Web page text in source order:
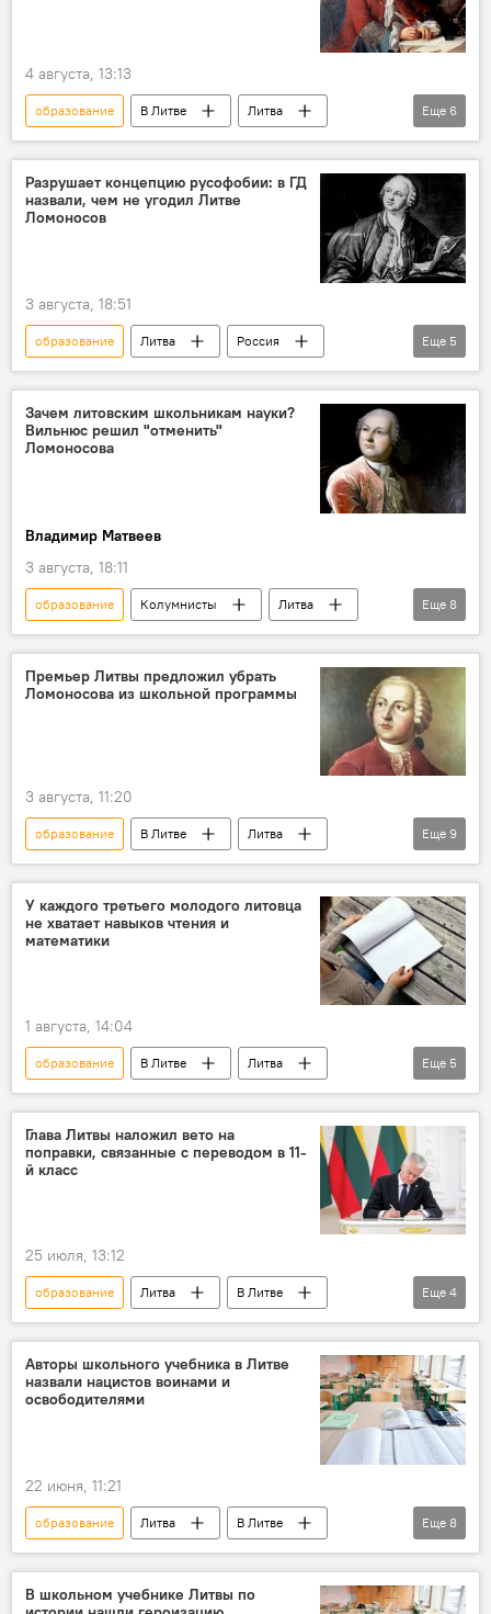
4 августа, 13:13
образование В Литве
Литва
школьное образование
обучение
программа обучения
Миндаугас Синкявичюс
Еще 6
Разрушает концепцию русофобии: в ГД
назвали, чем не угодил Литве
Ломоносов
3 августа, 18:51
образование Литва
Россия
Госдума РФ
Общество
школьное образование
Миндаугас Синкявичюс
Еще 5
Зачем литовским школьникам науки?
Вильнюс решил "отменить"
Ломоносова
Владимир Матвеев
3 августа, 18:11
образование Колумнисты
Литва
В Литве
Политика
Миндаугас Синкявичюс
школьное образование
обучение
Еще 8
Премьер Литвы предложил убрать
Ломоносова из школьной программы
3 августа, 11:20
образование В Литве
Литва
Миндаугас Синкявичюс
школьное образование
обучение
программа обучения
программы обучения
Общество
Еще 9
У каждого третьего молодого литовца
не хватает навыков чтения и
математики
1 августа, 14:04
образование В Литве
Литва
школьное образование
молодежь
обучение
школа
Еще 5
Глава Литвы наложил вето на
поправки, связанные с переводом в 11-
й класс
25 июля, 13:12
образование Литва
В Литве
школа
школьное образование
Общество
Гитанас Науседа
Еще 4
Авторы школьного учебника в Литве
назвали нацистов воинами и
освободителями
22 июня, 11:21
образование Литва
В Литве
школа
школы
школьное образование
Еще 8
В школьном учебнике Литвы по